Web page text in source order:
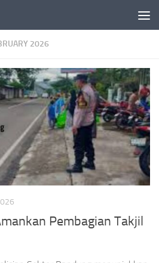
2026
Pembagian Takjil